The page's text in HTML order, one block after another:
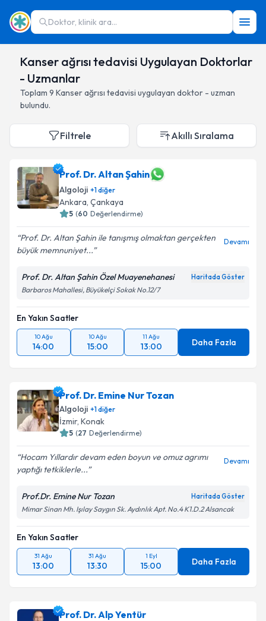
Doktor, klinik ara...
Kanser ağrısı tedavisi Uygulayan Doktorlar
- Uzmanlar
Toplam 9 Kanser ağrısı tedavisi uygulayan doktor - uzman
bulundu.
Filtrele Akıllı Sıralama
Prof. Dr. Altan Şahin
Algoloji +1diğer
Ankara, Çankaya
5 (60 Değerlendirme)
Prof. Dr. Altan Şahin ile tanışmış olmaktan gerçekten
büyük memnuniyet...
Devamı
Prof. Dr. Altan Şahin Özel Muayenehanesi Haritada Göster
Barbaros Mahallesi, Büyükelçi Sokak No.12/7
En Yakın Saatler
10 Ağu
14:00
10 Ağu
15:00
11 Ağu
13:00 Daha Fazla
Prof. Dr. Emine Nur Tozan
Algoloji +1diğer
İzmir, Konak
5 (27 Değerlendirme)
Hocam Yıllardır devam eden boyun ve omuz agrımı
yaptığı tetkiklerle...
Devamı
Prof.Dr. Emine Nur Tozan Haritada Göster
Mimar Sinan Mh. Işılay Saygın Sk. Aydınlık Apt. No.4 K1.D.2 Alsancak
En Yakın Saatler
31 Ağu
13:00
31 Ağu
13:30
1 Eyl
15:00 Daha Fazla
Prof. Dr. Alp Yentür